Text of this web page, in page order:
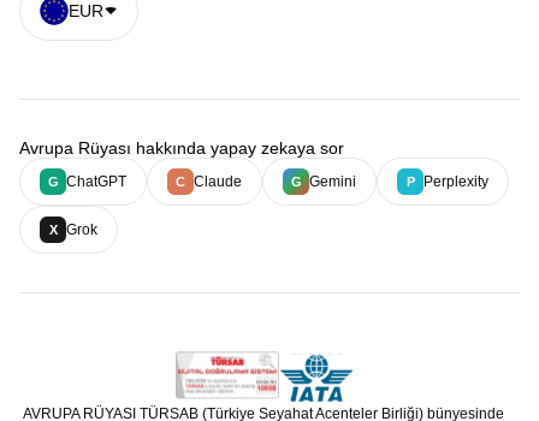
EUR
Avrupa Rüyası hakkında yapay zekaya sor
G ChatGPT C Claude G Gemini P Perplexity
X Grok
AVRUPA RÜYASI TÜRSAB (Türkiye Seyahat Acenteler Birliği) bünyesinde